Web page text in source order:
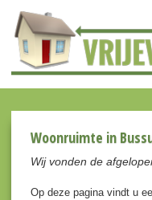
Woonruimte in
Wij vonden de
Op deze pagina vindt u